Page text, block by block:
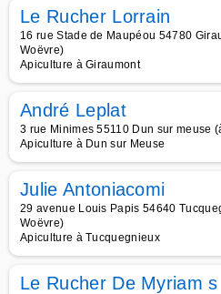
Le Rucher Lorrain
16 rue Stade de Maupéou 54780
Woëvre)
Apiculture à Giraumont
André Leplat
3 rue Minimes 55110 Dun sur meuse
Apiculture à Dun sur Meuse
Julie Antoniacomi
29 avenue Louis Papis 54640
Woëvre)
Apiculture à Tucquegnieux
Le Rucher De Myriam s